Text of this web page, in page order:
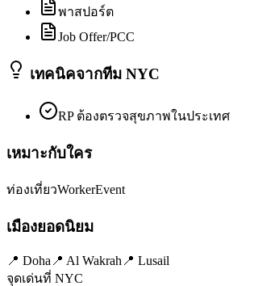
พาสปอร์ต
Job Offer/PCC
เทคนิคจากทีม NYC
RP ต้องตรวจสุขภาพในประเทศ
เหมาะกับใคร
ท่องเที่ยวWorkerEvent
เมืองยอดนิยม
📍 Doha 📍 Al Wakrah 📍 Lusail
จุดเด่นที่ NYC